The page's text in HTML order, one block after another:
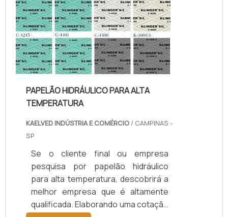
da kaelved obterá excelente custo-
benefício com assessoria técnica
especializada.UM POUCO MAIS
SOBRE JUNTAS DE TEFLON
TEMPERA...
PAPELÃO HIDRÁULICO PARA ALTA
TEMPERATURA
KAELVED INDÚSTRIA E COMÉRCIO / CAMPINAS -
SP
Se o cliente final ou empresa
pesquisa por papelão hidráulico
para alta temperatura, descobrirá a
melhor empresa que é altamente
qualificada. Elaborando uma cotação